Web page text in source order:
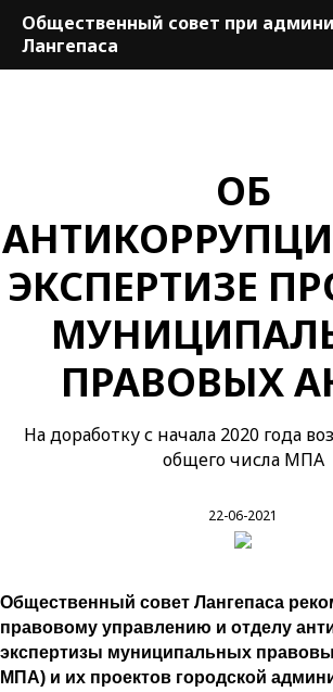
Общественный совет при
Лангепаса
ОБ
ЭКСПЕРТИЗЕ
ПРАВОВЫХ
На доработку с начала 2020 года
общего числа МПА
22-06-2021
Общественный совет Лангепаса
правовому управлению и отделу
экспертизы муниципальных
МПА) и их проектов городской